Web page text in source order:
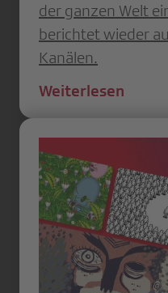
der ganzen Welt
berichtet wieder
Kanälen.
Weiterlesen